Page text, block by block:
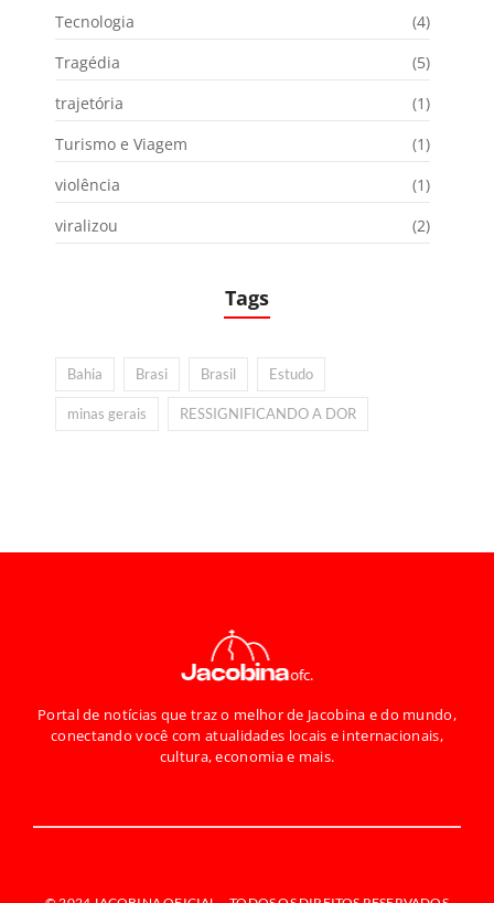
Tecnologia
(4)
Tragédia
(5)
trajetória
(1)
Turismo e Viagem
(1)
violência
(1)
viralizou
(2)
Tags
Bahia Brasi Brasil Estudo
minas gerais RESSIGNIFICANDO A DOR
Portal de notícias que traz o melhor de Jacobina e do mundo,
conectando você com atualidades locais e internacionais,
cultura, economia e mais.